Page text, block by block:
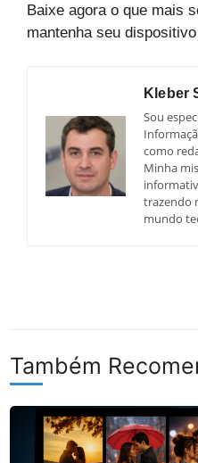
Baixe agora o que mais
mantenha seu
Kleber
Sou
como
Minha
trazendo
mundo
Também